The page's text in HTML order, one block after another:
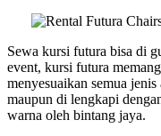
Sewa kursi futura bisa di
event, kursi futura
menyesuaikan semua
maupun di lengkapi
warna oleh bintang jaya.